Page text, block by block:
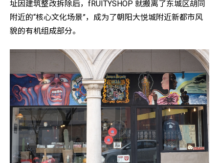
址因建筑整改拆除后，fRUITYSHOP 就搬离了东城区胡同
附近的“核心文化场景”，成为了朝阳大悦城附近新都市风
貌的有机组成部分。